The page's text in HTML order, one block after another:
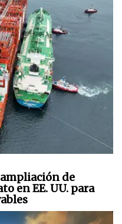
de
en EE. UU. para